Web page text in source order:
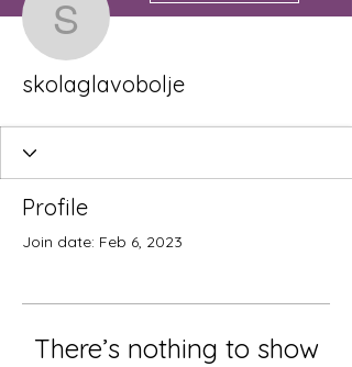
skolaglavobolje
skolaglavobolje
Profile
Join date: Feb 6, 2023
There’s nothing to show